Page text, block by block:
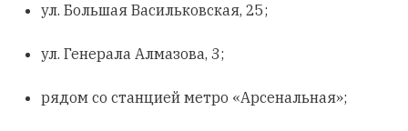
ул. Большая Васильковская, 25;
ул. Генерала Алмазова, 3;
рядом со станцией метро «Арсенальная»;